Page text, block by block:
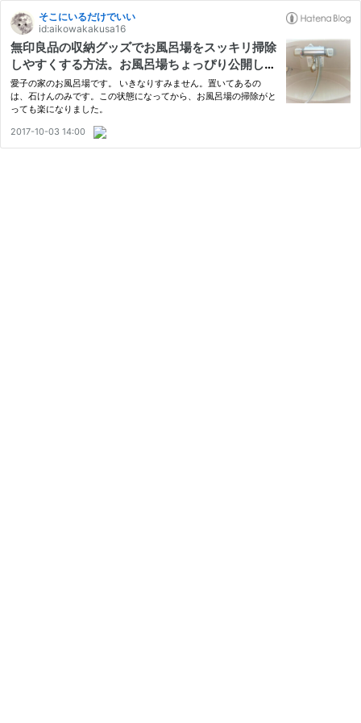
そこにいるだけでいい
id:aikowakakusa16
無印良品の収納グッズでお風呂場をスッキリ掃除
しやすくする方法。お風呂場ちょっぴり公開しま
す。
愛子の家のお風呂場です。 いきなりすみません。置いてあるの
は、石けんのみです。この状態になってから、お風呂場の掃除がと
っても楽になりました。
2017-10-03 14:00